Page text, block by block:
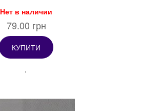
Нет в наличии
79.00 грн
КУПИТИ